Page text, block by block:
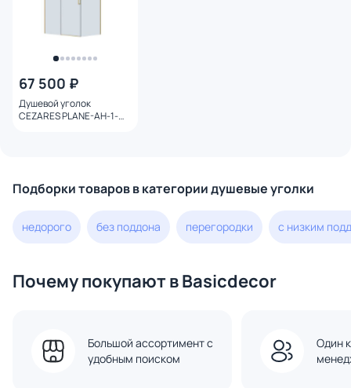
67 500 ₽
Душевой уголок
CEZARES PLANE-AH-1-
Подборки товаров в категории душевые уголки
недорого без поддона перегородки с низким
Почему покупают в Basicdecor
Большой ассортимент с
удобным поиском
Один